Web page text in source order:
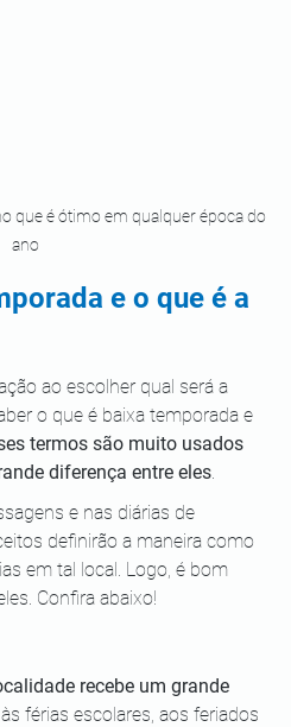
que é ótimo em qualquer época do
ano
e o que é a
ao escolher qual será a
o que é baixa temporada e
termos são muito usados
diferença entre eles
e nas diárias de
definirão a maneira como
em tal local. Logo, é bom
Confira abaixo!
recebe um grande
férias escolares, aos feriados